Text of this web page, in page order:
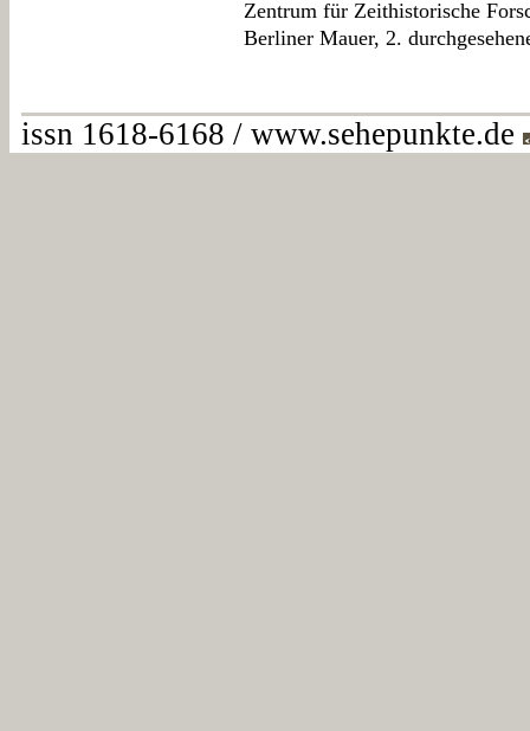
Zentrum für Zeithistorische
Berliner Mauer, 2.
issn 1618-6168 / www.sehepunkte.de